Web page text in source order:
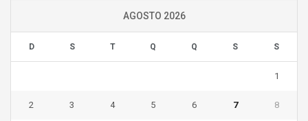
AGOSTO 2026
D S T Q Q S S
1
2 3 4 5 6 7 8